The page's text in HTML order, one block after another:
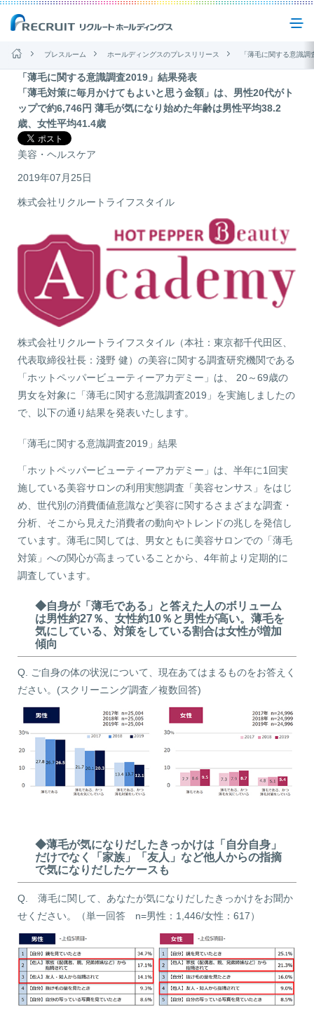
企業情報
事業紹介
サステナビリティ
ニュース
お問い合わせ
プレスルーム ホールディングスのプレスリリース 「薄毛に関する意識調査2019
「薄毛に関する意識調査2019」結果発表
「薄毛対策に毎月かけてもよいと思う金額」は、男性20代がト
ップで約6,746円 薄毛が気になり始めた年齢は男性平均38.2
歳、女性平均41.4歳
美容・ヘルスケア
2019年07月25日
株式会社リクルートライフスタイル
株式会社リクルートライフスタイル（本社：東京都千代田区、
代表取締役社長：淺野 健）の美容に関する調査研究機関である
「ホットペッパービューティーアカデミー」は、 20～69歳の
男女を対象に「薄毛に関する意識調査2019」を実施しましたの
で、以下の通り結果を発表いたします。
「薄毛に関する意識調査2019」結果
「ホットペッパービューティーアカデミー」は、半年に1回実
施している美容サロンの利用実態調査「美容センサス」をはじ
め、世代別の消費価値意識など美容に関するさまざまな調査・
分析、そこから見えた消費者の動向やトレンドの兆しを発信し
ています。薄毛に関しては、男女ともに美容サロンでの「薄毛
対策」への関心が高まっていることから、4年前より定期的に
調査しています。
◆自身が「薄毛である」と答えた人のボリューム
は男性約27％、女性約10％と男性が高い。薄毛を
気にしている、対策をしている割合は女性が増加
傾向
Q. ご自身の体の状況について、現在あてはまるものをお答えく
ださい。(スクリーニング調査／複数回答)
◆薄毛が気になりだしたきっかけは「自分自身」
だけでなく「家族」「友人」など他人からの指摘
で気になりだしたケースも
Q. 薄毛に関して、あなたが気になりだしたきっかけをお聞か
せください。（単一回答 n=男性：1,446/女性：617）